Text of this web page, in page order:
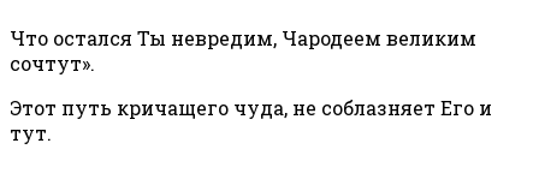
Что остался Ты невредим, Чародеем великим
сочтут».
Этот путь кричащего чуда, не соблазняет Его и
тут.